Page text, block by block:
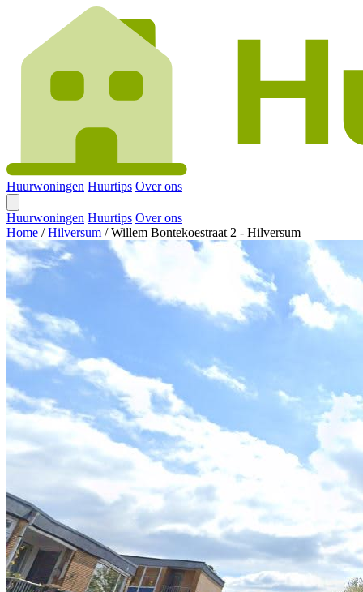
Huurwoningen Huurtips Over ons
Huurwoningen Huurtips Over ons
Home / Hilversum / Willem Bontekoestraat 2 - Hilversum